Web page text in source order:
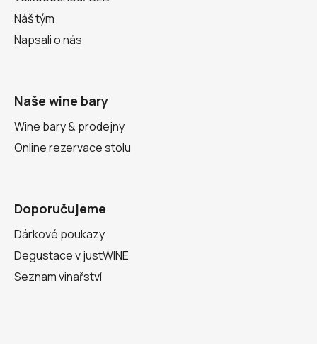
Náš tým
Napsali o nás
Naše wine bary
Wine bary & prodejny
Online rezervace stolu
Doporučujeme
Dárkové poukazy
Degustace v justWINE
Seznam vinařství